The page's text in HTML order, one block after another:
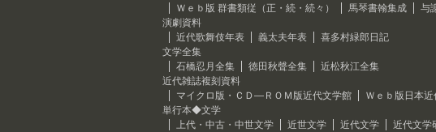
Ｗｅｂ版 群書類従（正・続・続々）
馬琴書翰集成 与
演劇資料
近代歌舞伎年表
義太夫年表
喜多村緑郎日記
文学全集
石橋忍月全集
徳田秋聲全集
近松秋江全集
近代雑誌複刻資料
マイクロ版・ＣＤ―ＲＯＭ版近代文学館
Ｗｅｂ版日本
単行本◆文学
上代・中古・中世文学
近世文学 近代文学 近代文学